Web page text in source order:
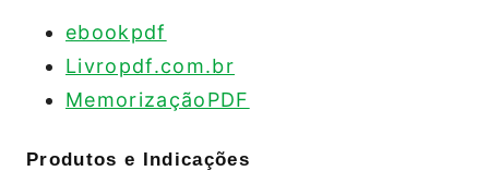
ebookpdf
Livropdf.com.br
MemorizaçãoPDF
Produtos e Indicações